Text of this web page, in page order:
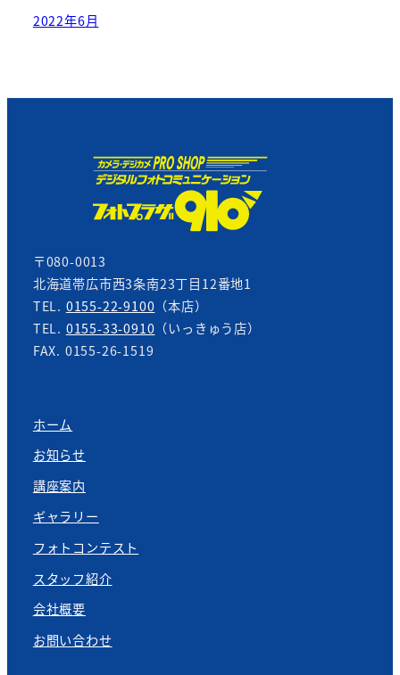
2022年6月
〒080-0013
北海道帯広市西3条南23丁目12番地1
TEL. 0155-22-9100 （本店）
TEL. 0155-33-0910 （いっきゅう店）
FAX. 0155-26-1519
ホーム
お知らせ
講座案内
ギャラリー
フォトコンテスト
スタッフ紹介
会社概要
お問い合わせ